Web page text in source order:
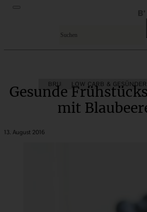
BRUNCH & FRÜHSTÜCK
LOW CARB & GESÜNDER
Gesunde
mit
13. August 2016